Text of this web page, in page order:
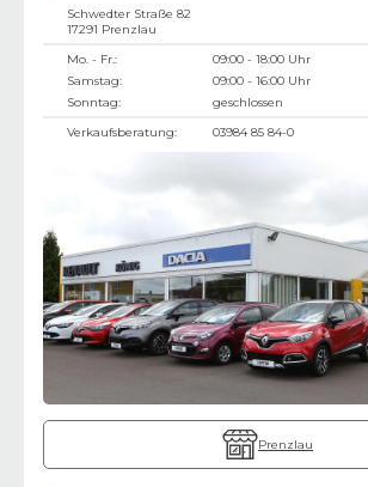
Schwedter Straße 82
17291 Prenzlau
Mo. - Fr.:
09:00 - 18:00 Uhr
Samstag:
09:00 - 16:00 Uhr
Sonntag:
geschlossen
Verkaufsberatung:
03984 85 84-0
Prenzlau